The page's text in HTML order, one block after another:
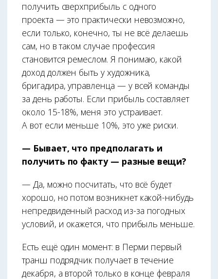
получить сверхприбыль с одного
проекта — это практически невозможно,
если только, конечно, ты не всё делаешь
сам, но в таком случае профессия
становится ремеслом. Я понимаю, какой
доход должен быть у художника,
бригадира, управленца — у всей команды
за день работы. Если прибыль составляет
около 15-18%, меня это устраивает.
А вот если меньше 10%, это уже риски.
— Бывает, что предполагать и
получить по факту — разные вещи?
— Да, можно посчитать, что всё будет
хорошо, но потом возникнет какой-нибудь
непредвиденный расход из-за погодных
условий, и окажется, что прибыль меньше.
Есть ещё один момент: в Перми первый
транш подрядчик получает в течение
декабря, а второй только в конце февраля